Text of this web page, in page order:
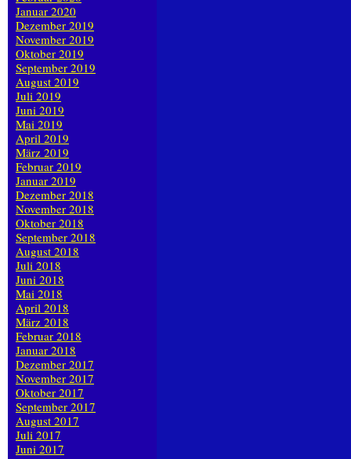
Januar 2020
Dezember 2019
November 2019
Oktober 2019
September 2019
August 2019
Juli 2019
Juni 2019
Mai 2019
April 2019
März 2019
Februar 2019
Januar 2019
Dezember 2018
November 2018
Oktober 2018
September 2018
August 2018
Juli 2018
Juni 2018
Mai 2018
April 2018
März 2018
Februar 2018
Januar 2018
Dezember 2017
November 2017
Oktober 2017
September 2017
August 2017
Juli 2017
Juni 2017